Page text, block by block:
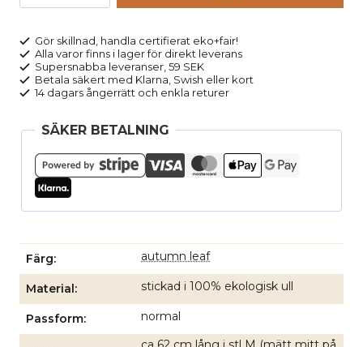
ull
orange
melerad
mängd
Gör skillnad, handla certifierat eko+fair!
Alla varor finns i lager för direkt leverans
Supersnabba leveranser, 59 SEK
Betala säkert med Klarna, Swish eller kort
14 dagars ångerrätt och enkla returer
SÄKER BETALNING
Färg autumn leaf
Material stickad i 100% ekologisk ull
Passform normal